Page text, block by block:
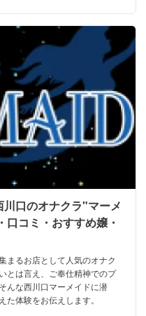
川口のオナクラ"マーメ
コミ・おすすめ嬢・
まるお店として人気のオナク
とは言え、ご奉仕精神でのプ
んな西川口マーメイドに潜
た体験をお伝えします。